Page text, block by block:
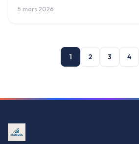
5 mars 2026
1 2 3 4
Aller
contenu